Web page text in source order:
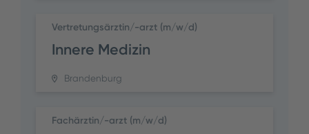
Vertretungsärztin/-arzt (m/w/d)
Innere Medizin
Brandenburg
Fachärztin/-arzt (m/w/d)